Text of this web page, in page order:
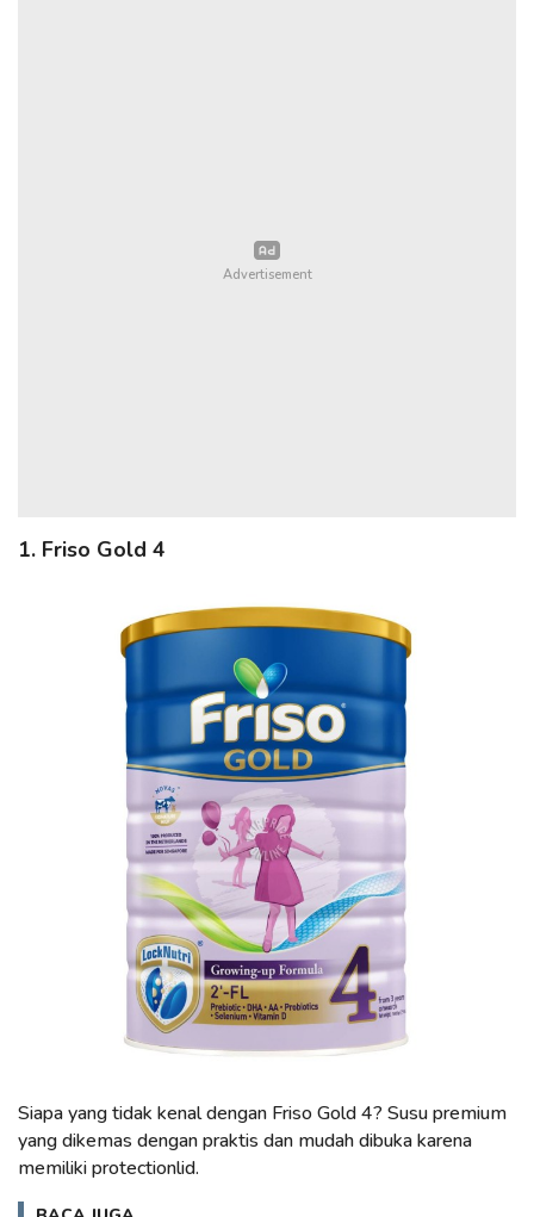
1. Friso Gold 4
Siapa yang tidak kenal dengan Friso Gold 4? Susu premium
yang dikemas dengan praktis dan mudah dibuka karena
memiliki protectionlid.